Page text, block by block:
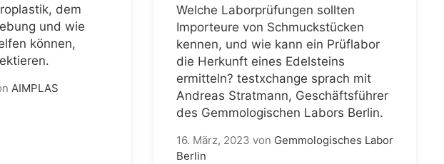
dem
und wie
können,
AIMPLAS
Welche Laborprüfungen sollten
Importeure von Schmuckstücken
kennen, und wie kann ein Prüflabor
die Herkunft eines Edelsteins
ermitteln? testxchange sprach mit
Andreas Stratmann, Geschäftsführer
des Gemmologischen Labors Berlin.
16. März, 2023 von Gemmologisches Labor
Berlin